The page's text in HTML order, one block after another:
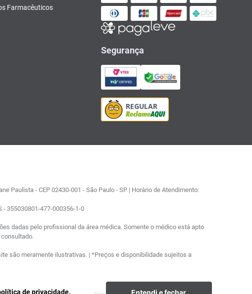
de privacidade. Entendi e fechar
Farmacêuticos
Segurança
Paulista - CEP 02430-001 - São Paulo - SP | Horário de Atendimento:
- 355030801-477-000356-1-0
dadas pelo profissional da área médica. Somente o médico está apto
são meramente ilustrativas. | *Preços e disponibilidade sujeitos a